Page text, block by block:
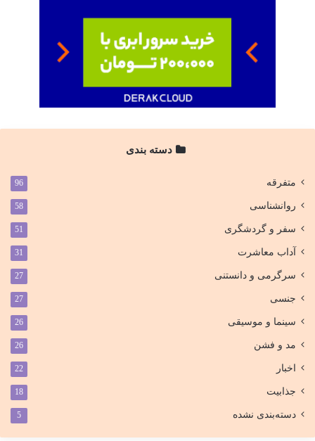
دسته بندی
متفرقه 96
روانشناسی 58
سفر و گردشگری 51
آداب معاشرت 31
سرگرمی و دانستنی 27
جنسی 27
سینما و موسیقی 26
مد و فشن 26
اخبار 22
جذابیت 18
دسته‌بندی نشده 5